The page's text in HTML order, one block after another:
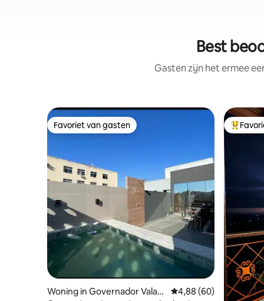
Best
Gasten zijn het ermee
Favoriet van gasten
Favoriet van gasten
Woning in Governador Valad
Gemiddelde
4,88 (60)